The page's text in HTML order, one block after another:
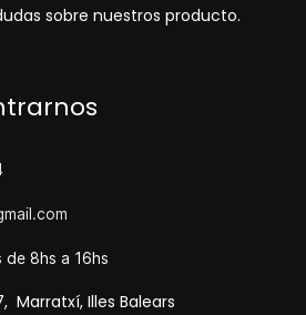
sobre nuestros producto.
de 8hs a 16hs
Marratxí, Illes Balears